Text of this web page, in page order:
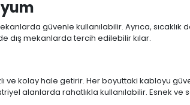
güvenle kullanılabilir. Ayrıca, sıcaklık
dış mekanlarda tercih edilebilir kılar.
ve kolay hale getirir. Her boyuttaki kabloyu
alanlarda rahatlıkla kullanılabilir. Esnek